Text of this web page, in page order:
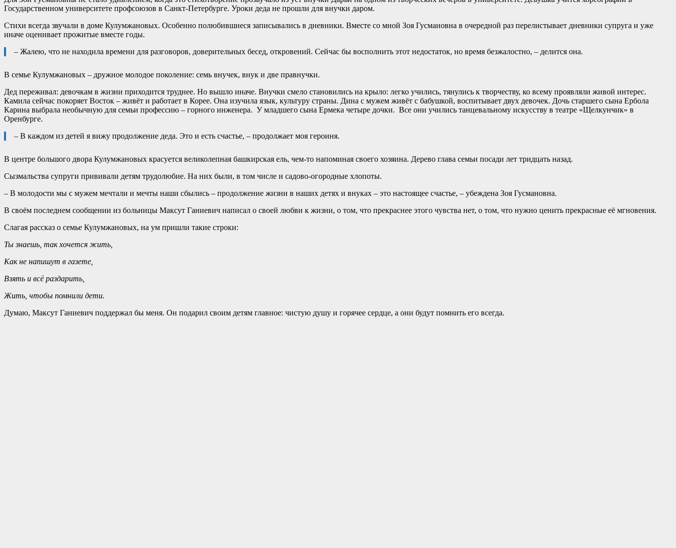
Государственном университете профсоюзов в Санкт-Петербурге. Уроки деда не прошли для внучки даром.
Стихи всегда звучали в доме Кулумжановых. Особенно полюбившиеся записывались в дневники. Вместе со мной Зоя Гусмановна в очередной раз перелистывает дневники супруга и уже
иначе оценивает прожитые вместе годы.
– Жалею, что не находила времени для разговоров, доверительных бесед, откровений. Сейчас бы восполнить этот недостаток, но время безжалостно, – делится она.
В семье Кулумжановых – дружное молодое поколение: семь внучек, внук и две правнучки.
Дед переживал: девочкам в жизни приходится труднее. Но вышло иначе. Внучки смело становились на крыло: легко учились, тянулись к творчеству, ко всему проявляли живой интерес.
Камила сейчас покоряет Восток – живёт и работает в Корее. Она изучила язык, культуру страны. Дина с мужем живёт с бабушкой, воспитывает двух девочек. Дочь старшего сына Ербола
Карина выбрала необычную для семьи профессию – горного инженера. У младшего сына Ермека четыре дочки. Все они учились танцевальному искусству в театре «Щелкунчик» в
Оренбурге.
– В каждом из детей я вижу продолжение деда. Это и есть счастье, – продолжает моя героиня.
В центре большого двора Кулумжановых красуется великолепная башкирская ель, чем-то напоминая своего хозяина. Дерево глава семьи посади лет тридцать назад.
Сызмальства супруги прививали детям трудолюбие. На них были, в том числе и садово-огородные хлопоты.
– В молодости мы с мужем мечтали и мечты наши сбылись – продолжение жизни в наших детях и внуках – это настоящее счастье, – убеждена Зоя Гусмановна.
В своём последнем сообщении из больницы Максут Ганиевич написал о своей любви к жизни, о том, что прекраснее этого чувства нет, о том, что нужно ценить прекрасные её мгновения.
Слагая рассказ о семье Кулумжановых, на ум пришли такие строки:
Ты знаешь, так хочется жить,
Как не напишут в газете,
Взять и всё раздарить,
Жить, чтобы помнили дети.
Думаю, Максут Ганиевич поддержал бы меня. Он подарил своим детям главное: чистую душу и горячее сердце, а они будут помнить его всегда.